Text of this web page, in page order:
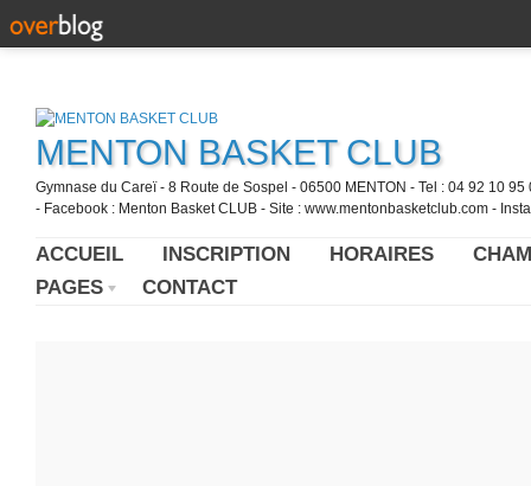
MENTON BASKET CLUB
Gymnase du Careï - 8 Route de Sospel - 06500 MENTON - Tel : 04 92 10
- Facebook : Menton Basket CLUB - Site : www.mentonbasketclub.com -
ACCUEIL INSCRIPTION HORAIRES
PAGES
CONTACT